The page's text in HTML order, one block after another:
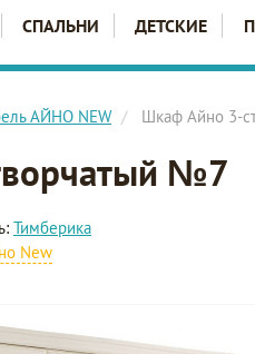
СПАЛЬНИ ДЕТСКИЕ
АЙНО NEW Шкаф Айно 3-
№7
Тимберика
New